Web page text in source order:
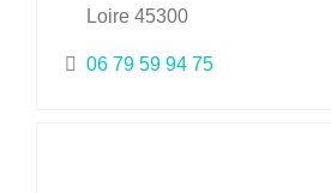
Loire 45300
06 79 59 94 75